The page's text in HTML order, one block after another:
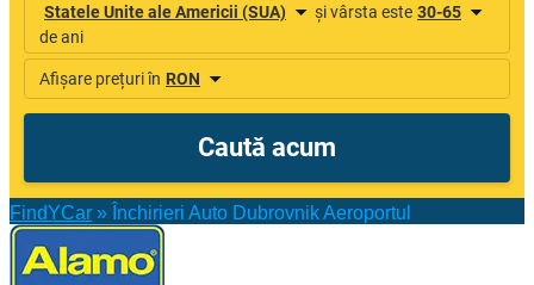
FindYCar » Închirieri Auto Dubrovnik Aeroportul